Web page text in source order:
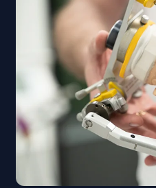
керамічного
помітними на зубах.
естетично, проте їхня
металевих аналогів.
Сапфірові брекети
Сапфірові брекети —
прозорих брекетів,